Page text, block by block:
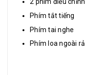
2 phím điều
Phím tắt tiếng
Phím tai nghe
Phím loa ngoài